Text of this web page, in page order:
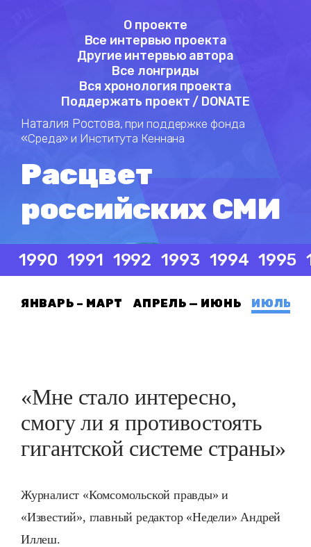
О проекте
Все интервью проекта
Другие интервью автора
Все лонгриды
Вся хронология проекта
Поддержать проект / DONATE
Наталия Ростова, при поддержке фонда
«Среда» и Института Кеннана
Расцвет
российских СМИ
1990 1991 1992 1993 1994 1995
ЯНВАРЬ – МАРТ АПРЕЛЬ — ИЮНЬ ИЮЛЬ —
«Мне стало интересно,
смогу ли я противостоять
гигантской системе страны»
Журналист «Комсомольской правды» и
«Известий», главный редактор «Недели» Андрей
Иллеш.